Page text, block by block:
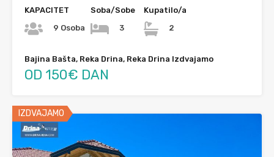
KAPACITET
9 Osoba
Soba/Sobe
3
Kupatilo/a
2
Bajina Bašta, Reka Drina, Reka Drina Izdvajamo
OD 150€ DAN
IZDVAJAMO